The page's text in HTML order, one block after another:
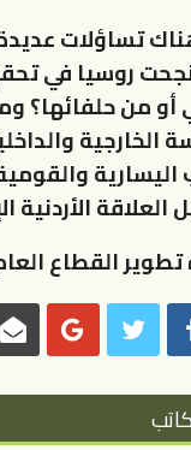
تساؤلات
روسيا في
من حلفائها؟ وما
الأردنية
القطاع